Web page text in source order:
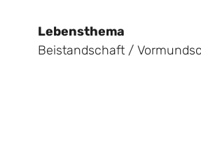
Lebensthema
Beistandschaft /